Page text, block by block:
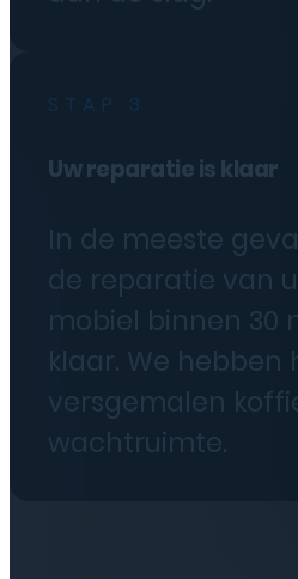
STAP 3
Uw reparatie is klaar
In de meeste
de reparatie van
mobiel binnen 30
klaar. We hebben
versgemalen